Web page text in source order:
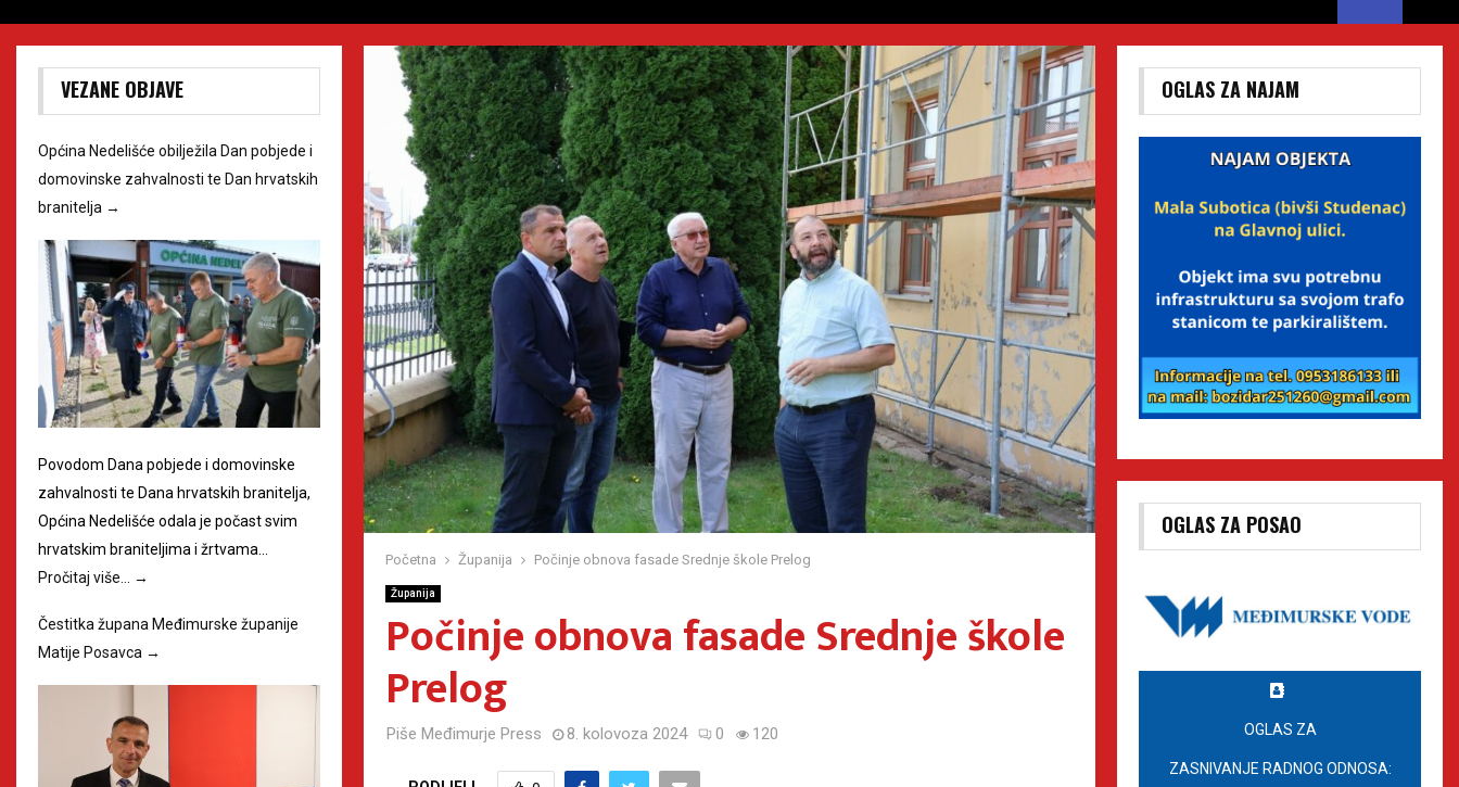
Početna Županija Počinje obnova fasade Srednje škole Prelog
Županija
Počinje obnova fasade Srednje škole
Prelog
Piše Međimurje Press 8. kolovoza 2024 0 120
VEZANE OBJAVE
Općina Nedelišće obilježila Dan pobjede i
domovinske zahvalnosti te Dan hrvatskih
branitelja →
Povodom Dana pobjede i domovinske
zahvalnosti te Dana hrvatskih branitelja,
Općina Nedelišće odala je počast svim
hrvatskim braniteljima i žrtvama…
Pročitaj više…
→
Čestitka župana Međimurske županije
Matije Posavca →
OGLAS ZA NAJAM
OGLAS ZA POSAO
OGLAS ZA
ZASNIVANJE RADNOG ODNOSA: